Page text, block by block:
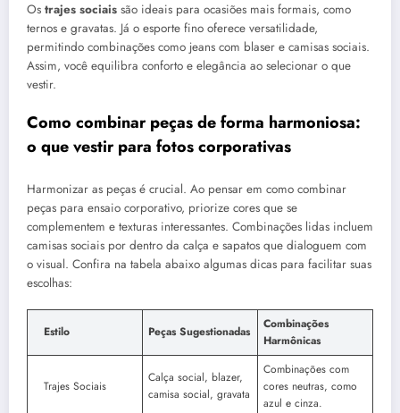
Os trajes sociais são ideais para ocasiões mais formais, como
ternos e gravatas. Já o esporte fino oferece versatilidade,
permitindo combinações como jeans com blaser e camisas sociais.
Assim, você equilibra conforto e elegância ao selecionar o que
vestir.
Como combinar peças de forma harmoniosa:
o que vestir para fotos corporativas
Harmonizar as peças é crucial. Ao pensar em como combinar
peças para ensaio corporativo, priorize cores que se
complementem e texturas interessantes. Combinações lidas incluem
camisas sociais por dentro da calça e sapatos que dialoguem com
o visual. Confira na tabela abaixo algumas dicas para facilitar suas
escolhas:
Estilo Peças Sugestionadas
Combinações
Harmônicas
Trajes Sociais
Calça social, blazer,
camisa social, gravata
Combinações com
cores neutras, como
azul e cinza.